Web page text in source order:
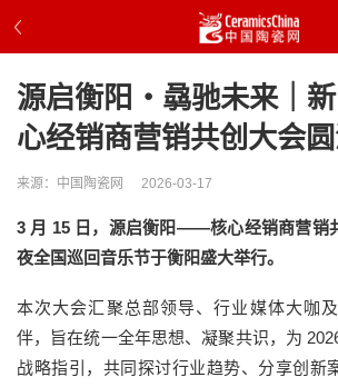
源启衡阳・骉驰未来｜
心经销商营销共创大会圆
来源：中国陶瓷网 2026-03-17
3 月 15 日，源启衡阳——核心经销商营销
夜全国巡回音乐节于衡阳盛大举行。
本次大会汇聚总部领导、行业媒体大咖
伴，旨在统一全年思想、凝聚共识，为
战略指引，共同探讨行业趋势、分享创新